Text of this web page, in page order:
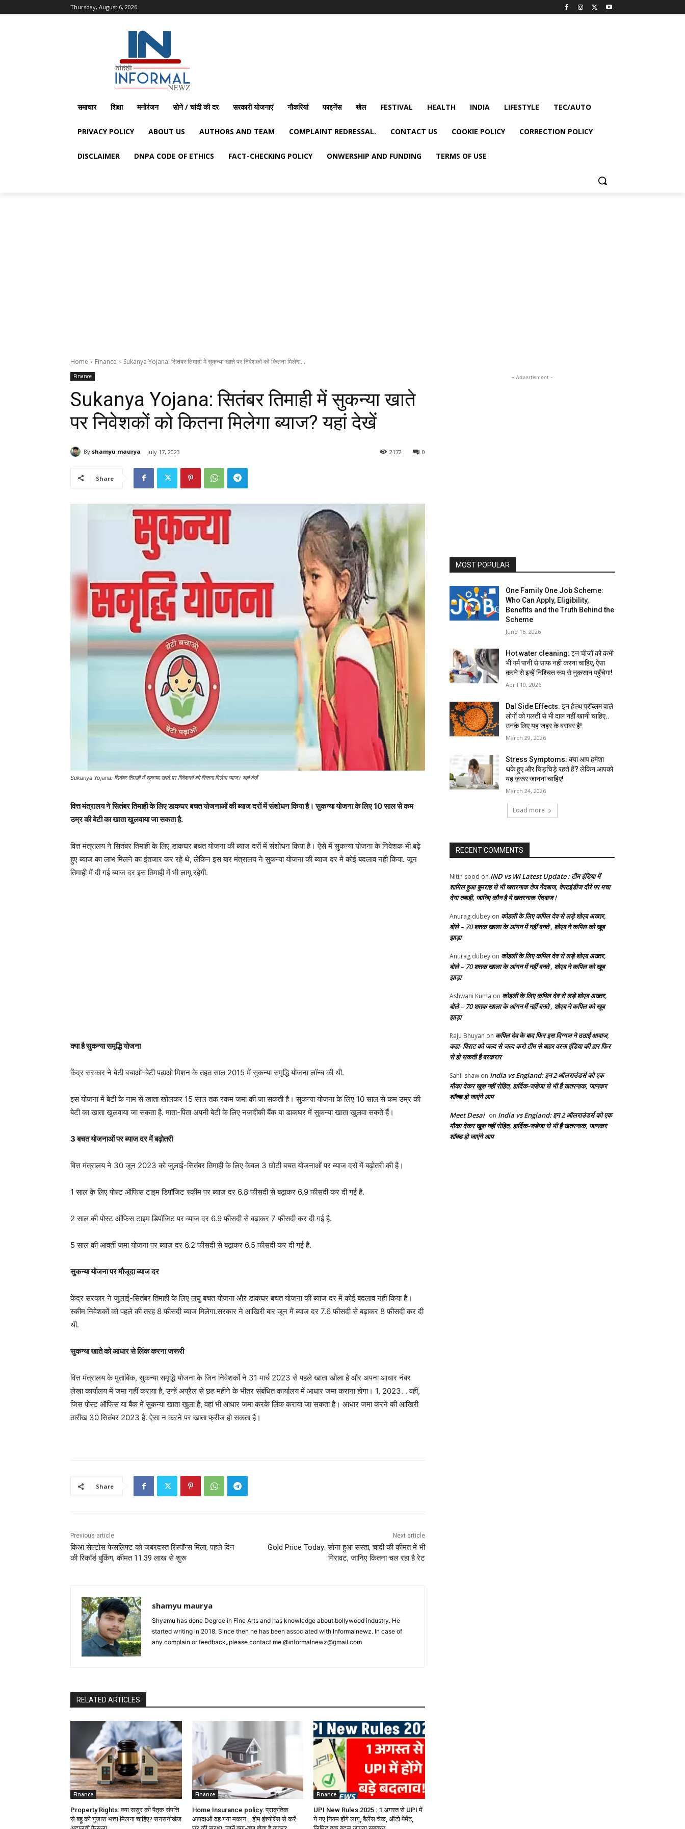
Thursday, August 6, 2026
समाचार शिक्षा मनोरंजन सोने / चांदी की दर सरकारी योजनाएं नौकरियां फाइनेंस खेल FESTIVAL HEALTH INDIA LIFESTYLE TEC/AUTO
PRIVACY POLICY ABOUT US AUTHORS AND TEAM COMPLAINT REDRESSAL. CONTACT US COOKIE POLICY CORRECTION POLICY
DISCLAIMER DNPA CODE OF ETHICS FACT-CHECKING POLICY ONWERSHIP AND FUNDING TERMS OF USE
Home Finance Sukanya Yojana: सितंबर तिमाही में सुकन्या खाते पर निवेशकों को कितना मिलेगा...
Finance
Sukanya Yojana: सितंबर तिमाही में सुकन्या खाते
पर निवेशकों को कितना मिलेगा ब्याज? यहां देखें
By shamyu maurya July 17, 2023 0
2172
Share
Sukanya Yojana: सितंबर तिमाही में सुकन्या खाते पर निवेशकों को कितना मिलेगा ब्याज? यहां देखें
वित्त मंत्रालय ने सितंबर तिमाही के लिए डाकघर बचत योजनाओं की ब्याज दरों में संशोधन किया है। सुकन्या योजना के लिए 10 साल से कम
उम्र की बेटी का खाता खुलवाया जा सकता है.
वित्त मंत्रालय ने सितंबर तिमाही के लिए डाकघर बचत योजना की ब्याज दरों में संशोधन किया है। ऐसे में सुकन्या योजना के निवेशक भी बढ़े
हुए ब्याज का लाभ मिलने का इंतजार कर रहे थे, लेकिन इस बार मंत्रालय ने सुकन्या योजना की ब्याज दर में कोई बदलाव नहीं किया. जून
तिमाही में दी गई ब्याज दर इस तिमाही में भी लागू रहेगी.
क्या है सुकन्या समृद्धि योजना
केंद्र सरकार ने बेटी बचाओ-बेटी पढ़ाओ मिशन के तहत साल 2015 में सुकन्या समृद्धि योजना लॉन्च की थी.
इस योजना में बेटी के नाम से खाता खोलकर 15 साल तक रकम जमा की जा सकती है। सुकन्या योजना के लिए 10 साल से कम उम्र की
बेटी का खाता खुलवाया जा सकता है. माता-पिता अपनी बेटी के लिए नजदीकी बैंक या डाकघर में सुकन्या खाता खुलवा सकते हैं।
3 बचत योजनाओं पर ब्याज दर में बढ़ोतरी
वित्त मंत्रालय ने 30 जून 2023 को जुलाई-सितंबर तिमाही के लिए केवल 3 छोटी बचत योजनाओं पर ब्याज दरों में बढ़ोतरी की है।
1 साल के लिए पोस्ट ऑफिस टाइम डिपॉजिट स्कीम पर ब्याज दर 6.8 फीसदी से बढ़ाकर 6.9 फीसदी कर दी गई है.
2 साल की पोस्ट ऑफिस टाइम डिपॉजिट पर ब्याज दर 6.9 फीसदी से बढ़ाकर 7 फीसदी कर दी गई है.
5 साल की आवर्ती जमा योजना पर ब्याज दर 6.2 फीसदी से बढ़ाकर 6.5 फीसदी कर दी गई है.
सुकन्या योजना पर मौजूदा ब्याज दर
केंद्र सरकार ने जुलाई-सितंबर तिमाही के लिए लघु बचत योजना और डाकघर बचत योजना की ब्याज दर में कोई बदलाव नहीं किया है।
स्कीम निवेशकों को पहले की तरह 8 फीसदी ब्याज मिलेगा.सरकार ने आखिरी बार जून में ब्याज दर 7.6 फीसदी से बढ़ाकर 8 फीसदी कर दी
थी.
सुकन्या खाते को आधार से लिंक करना जरूरी
वित्त मंत्रालय के मुताबिक, सुकन्या समृद्धि योजना के जिन निवेशकों ने 31 मार्च 2023 से पहले खाता खोला है और अपना आधार नंबर
लेखा कार्यालय में जमा नहीं कराया है, उन्हें अप्रैल से छह महीने के भीतर संबंधित कार्यालय में आधार जमा कराना होगा। 1, 2023. . वहीं,
जिस पोस्ट ऑफिस या बैंक में सुकन्या खाता खुला है, वहां भी आधार जमा करके लिंक कराया जा सकता है। आधार जमा करने की आखिरी
तारीख 30 सितंबर 2023 है. ऐसा न करने पर खाता फ्रीज हो सकता है।
Share
Previous article
किआ सेल्टोस फेसलिफ्ट को जबरदस्त रिस्पॉन्स मिला, पहले दिन
की रिकॉर्ड बुकिंग, कीमत 11.39 लाख से शुरू
Next article
Gold Price Today: सोना हुआ सस्ता, चांदी की कीमत में भी
गिरावट, जानिए कितना चल रहा है रेट
shamyu maurya
Shyamu has done Degree in Fine Arts and has knowledge about bollywood industry. He
started writing in 2018. Since then he has been associated with Informalnewz. In case of
any complain or feedback, please contact me @informalnewz@gmail.com
RELATED ARTICLES
Finance
Property Rights: क्या ससुर की पैतृक संपत्ति
से बहू को गुजारा भत्ता मिलना चाहिए? सनसनीखेज
Finance
Home Insurance policy: प्राकृतिक
आपदाओं ढह गया मकान… होम इंश्योरेंस से करें
Finance
UPI New Rules 2025 : 1 अगस्त से UPI में
ये नए नियम होंगे लागू, बैलेंस चेक, ऑटो पेमेंट,
- Advertisment -
MOST POPULAR
One Family One Job Scheme:
Who Can Apply, Eligibility,
Benefits and the Truth Behind the
Scheme
June 16, 2026
Hot water cleaning: इन चीज़ों को कभी
भी गर्म पानी से साफ नहीं करना चाहिए, ऐसा
करने से इन्हें निश्चित रूप से नुकसान पहुँचेगा!
April 10, 2026
Dal Side Effects: इन हेल्थ प्रॉब्लम वाले
लोगों को गलती से भी दाल नहीं खानी चाहिए..
उनके लिए यह जहर के बराबर है!
March 29, 2026
Stress Symptoms: क्या आप हमेशा
थके हुए और चिड़चिड़े रहते हैं? लेकिन आपको
यह ज़रूर जानना चाहिए!
March 24, 2026
Load more
RECENT COMMENTS
Nitin sood on IND vs WI Latest Update : टीम इंडिया में
शामिल हुआ बुमराह से भी खतरनाक तेज गेंदबाज, वेस्टइंडीज दौरे पर मचा
देगा तबाही, जानिए कौन है ये खतरनाक गेंदबाज !
Anurag dubey on कोहली के लिए कपिल देव से लड़े शोएब अख्तर,
बोले – 70 शतक खाला के आंगन में नहीं बनते , शोएब ने कपिल को खूब
झाड़ा
Anurag dubey on कोहली के लिए कपिल देव से लड़े शोएब अख्तर,
बोले – 70 शतक खाला के आंगन में नहीं बनते , शोएब ने कपिल को खूब
झाड़ा
Ashwani Kuma on कोहली के लिए कपिल देव से लड़े शोएब अख्तर,
बोले – 70 शतक खाला के आंगन में नहीं बनते , शोएब ने कपिल को खूब
झाड़ा
Raju Bhuyan on कपिल देव के बाद फिर इस दिग्गज ने उठाई आवाज,
कहा- विराट को जल्द से जल्द करो टीम से बाहर वरना इंडिया की हार फिर
से हो सकती है बरकरार
Sahil shaw on India vs England: इन 2 ऑलराउंडर्स को एक
मौका देकर खुश नहीं रोहित, हार्दिक-जडेजा से भी है खतरनाक, जानकर
शॉक्ड हो जाएंगे आप
Meet Desai on India vs England: इन 2 ऑलराउंडर्स को एक
मौका देकर खुश नहीं रोहित, हार्दिक-जडेजा से भी है खतरनाक, जानकर
शॉक्ड हो जाएंगे आप